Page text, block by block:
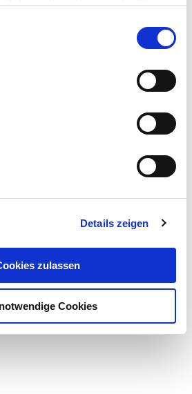
Rahmen Ihrer Nutzung der Dienste
Details zeigen
zulassen
Cookies
bei folgenden Händlern:
Zusammensetzung